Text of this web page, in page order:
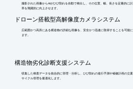
撮影された画像からAIがひび割れを自動で検出し、その位置、幅、長さを定量的に
率を飛躍的に向上させます。
ドローン搭載型高解像度カメラシステム
広範囲かつ高所にある構造物の詳細な画像を、安全かつ迅速に取得することを可能
ます。
構造物劣化診断支援システム
収集した検査データを統合的に管理・分析し、ひび割れの進行予測や補修計画の立
サイクル管理を最適化します。